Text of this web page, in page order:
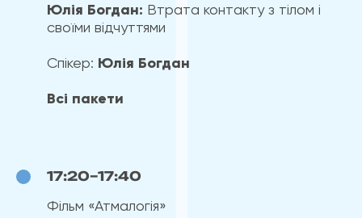
Юлія Богдан: Втрата контакту з тілом і
своїми відчуттями
Спікер: Юлія Богдан
Всі пакети
17:20–17:40
Фільм «Атмалогія»